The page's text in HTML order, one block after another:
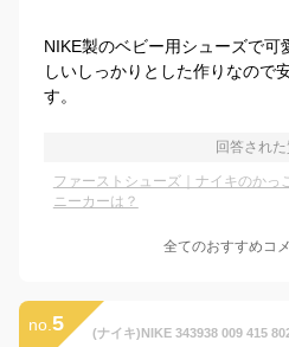
NIKE製のベビー用シューズで可
しいしっかりとした作りなので
す。
回答された
ファーストシューズ｜ナイキのかっ
ニーカーは？
全てのおすすめコ
no. 5